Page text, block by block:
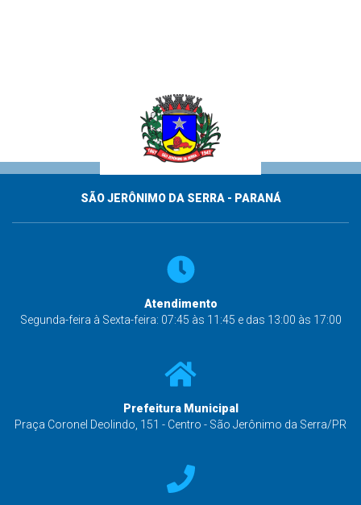
SÃO JERÔNIMO DA SERRA - PARANÁ
Atendimento
Segunda-feira à Sexta-feira: 07:45 às 11:45 e das 13:00 às 17:00
Prefeitura Municipal
Praça Coronel Deolindo, 151 - Centro - São Jerônimo da Serra/PR